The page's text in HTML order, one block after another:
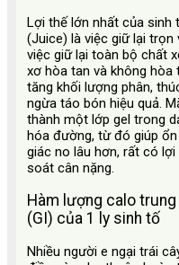
Lợi thế lớn nhất của
(Juice) là việc giữ lại trọn
việc giữ lại toàn bộ chất
xơ hòa tan và không hòa
tăng khối lượng phân,
ngừa táo bón hiệu quả.
thành một lớp gel trong
hóa đường, từ đó giúp
giác no lâu hơn, rất có
soát cân nặng.
Hàm lượng calo
(GI) của 1 ly sinh tố
Nhiều người e ngại trái